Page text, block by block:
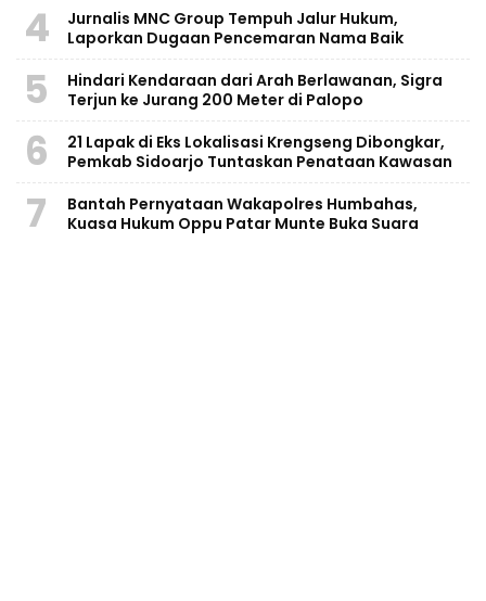
4
Jurnalis MNC Group Tempuh Jalur Hukum,
Laporkan Dugaan Pencemaran Nama Baik
5
Hindari Kendaraan dari Arah Berlawanan, Sigra
Terjun ke Jurang 200 Meter di Palopo
6
21 Lapak di Eks Lokalisasi Krengseng Dibongkar,
Pemkab Sidoarjo Tuntaskan Penataan Kawasan
7
Bantah Pernyataan Wakapolres Humbahas,
Kuasa Hukum Oppu Patar Munte Buka Suara